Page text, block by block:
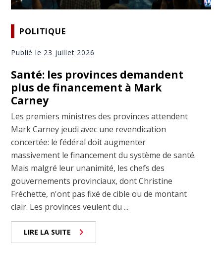
POLITIQUE
Publié le 23 juillet 2026
Santé: les provinces demandent
plus de financement à Mark
Carney
Les premiers ministres des provinces attendent
Mark Carney jeudi avec une revendication
concertée: le fédéral doit augmenter
massivement le financement du système de santé.
Mais malgré leur unanimité, les chefs des
gouvernements provinciaux, dont Christine
Fréchette, n'ont pas fixé de cible ou de montant
clair. Les provinces veulent du ...
LIRE LA SUITE